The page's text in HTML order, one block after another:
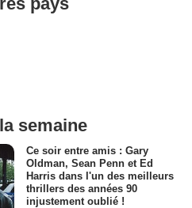
semaine
Ce soir entre amis : Gary
Oldman, Sean Penn et Ed
Harris dans l'un des meilleurs
thrillers des années 90
injustement oublié !